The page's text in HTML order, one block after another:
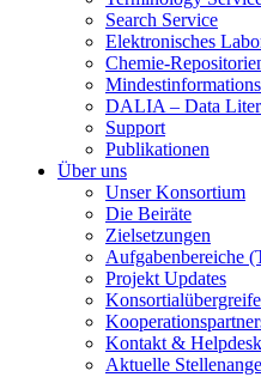
Search Service
Elektronisches
Chemie-
DALIA – Data
Support
Publikationen
Über uns
Unser Konsortium
Die Beiräte
Zielsetzungen
Aufgabenbereiche
Projekt Updates
Kontakt & Helpdesk
Aktuelle